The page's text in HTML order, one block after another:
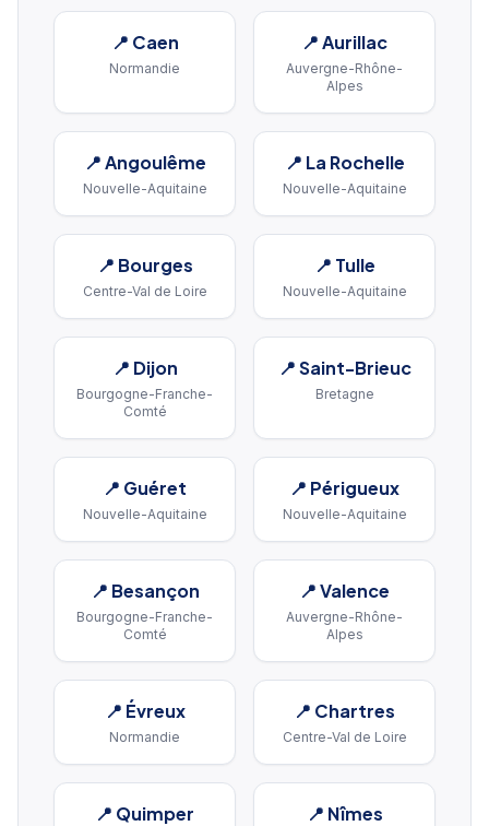
📍 Caen
Normandie
📍Aurillac
Auvergne-Rhône-
Alpes
📍Angoulême
Nouvelle-Aquitaine
📍 La Rochelle
Nouvelle-Aquitaine
📍 Bourges
Centre-Val de Loire
📍 Tulle
Nouvelle-Aquitaine
📍 Dijon
Bourgogne-Franche-
Comté
📍Saint-Brieuc
Bretagne
📍 Guéret
Nouvelle-Aquitaine
📍 Périgueux
Nouvelle-Aquitaine
📍 Besançon
Bourgogne-Franche-
Comté
📍Valence
Auvergne-Rhône-
Alpes
📍 Évreux
Normandie
📍 Chartres
Centre-Val de Loire
📍 Quimper 📍 Nîmes